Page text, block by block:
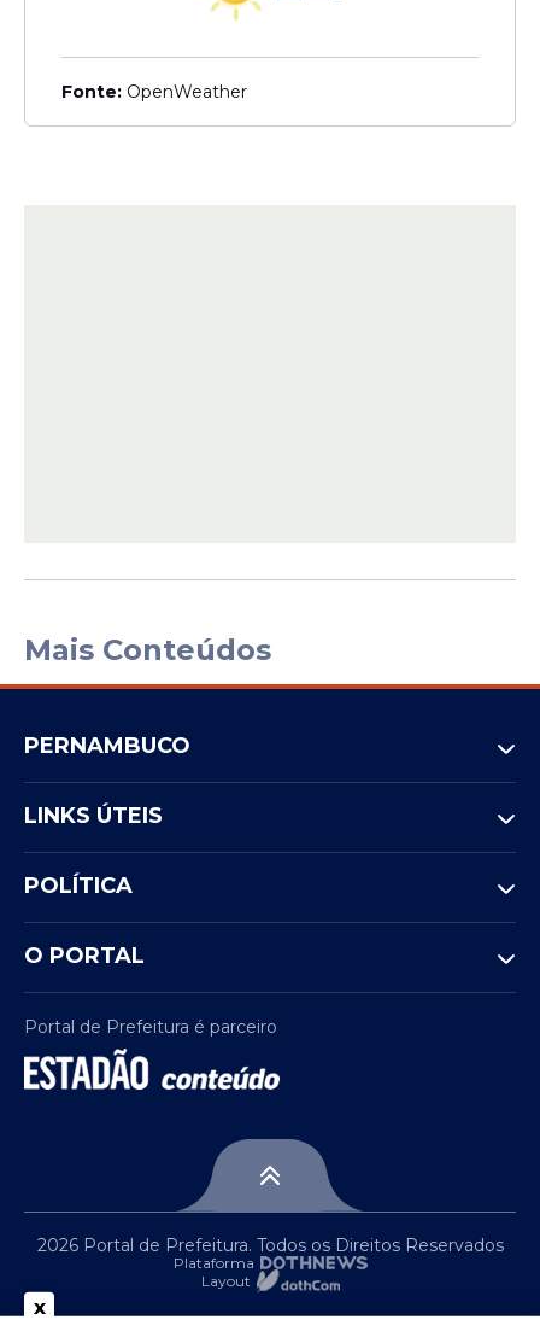
Fonte: OpenWeather
Mais Conteúdos
PERNAMBUCO
LINKS ÚTEIS
POLÍTICA
O PORTAL
Portal de Prefeitura é parceiro
2026 Portal de Prefeitura. Todos os Direitos Reservados
Plataforma
Layout
x